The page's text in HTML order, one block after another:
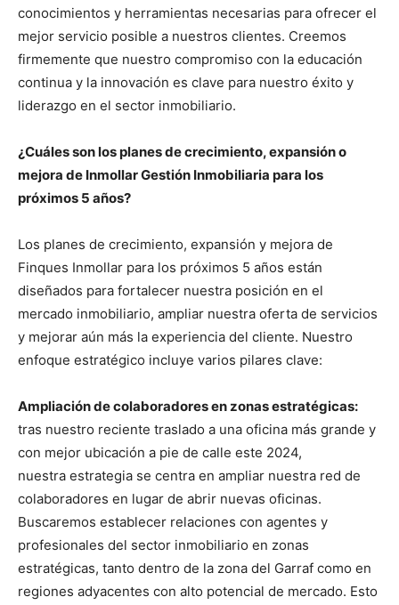
conocimientos y herramientas necesarias para ofrecer el
mejor servicio posible a nuestros clientes. Creemos
firmemente que nuestro compromiso con la educación
continua y la innovación es clave para nuestro éxito y
liderazgo en el sector inmobiliario.
¿Cuáles son los planes de crecimiento, expansión o
mejora de Inmollar Gestión Inmobiliaria para los
próximos 5 años?
Los planes de crecimiento, expansión y mejora de
Finques Inmollar para los próximos 5 años están
diseñados para fortalecer nuestra posición en el
mercado inmobiliario, ampliar nuestra oferta de servicios
y mejorar aún más la experiencia del cliente. Nuestro
enfoque estratégico incluye varios pilares clave:
Ampliación de colaboradores en zonas estratégicas:
tras nuestro reciente traslado a una oficina más grande y
con mejor ubicación a pie de calle este 2024,
nuestra estrategia se centra en ampliar nuestra red de
colaboradores en lugar de abrir nuevas oficinas.
Buscaremos establecer relaciones con agentes y
profesionales del sector inmobiliario en zonas
estratégicas, tanto dentro de la zona del Garraf como en
regiones adyacentes con alto potencial de mercado. Esto